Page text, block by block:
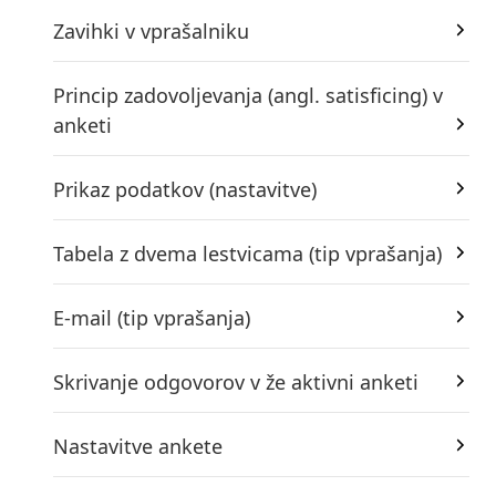
Zavihki v vprašalniku
Princip zadovoljevanja (angl. satisficing) v
anketi
Prikaz podatkov (nastavitve)
Tabela z dvema lestvicama (tip vprašanja)
E-mail (tip vprašanja)
Skrivanje odgovorov v že aktivni anketi
Nastavitve ankete